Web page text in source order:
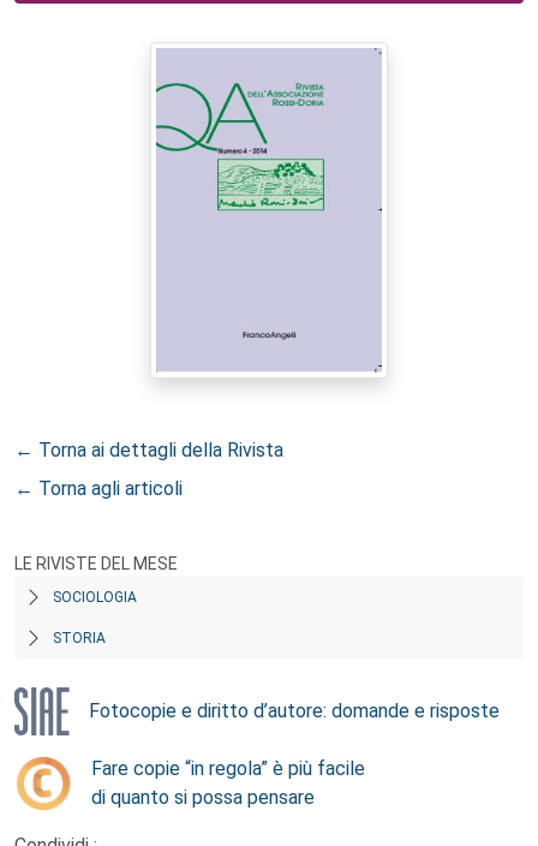
← Torna ai dettagli della Rivista
← Torna agli articoli
LE RIVISTE DEL MESE
SOCIOLOGIA
STORIA
Fotocopie e diritto d’autore: domande e risposte
Fare copie “in regola” è più facile
di quanto si possa pensare